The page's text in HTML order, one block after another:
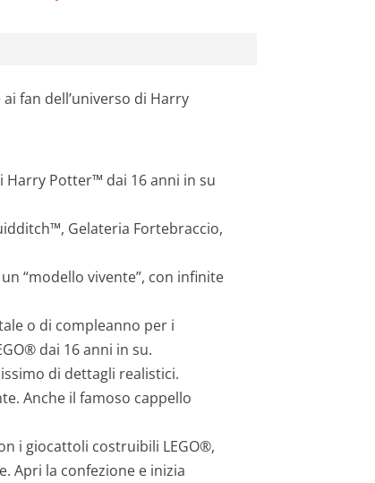
fan dell’universo di Harry
Harry Potter™ dai 16 anni in su
Gelateria Fortebraccio,
“modello vivente”, con infinite
o di compleanno per i
dai 16 anni in su.
di dettagli realistici.
Anche il famoso cappello
i giocattoli costruibili LEGO®,
Apri la confezione e inizia